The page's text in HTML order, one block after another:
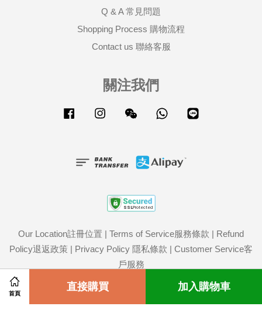
首頁
直接購買 加入購物車
Q & A 常見問題
Shopping Process 購物流程
Contact us 聯絡客服
關注我們
Facebook Instagram Wechat Whatsapp
Our Location註冊位置 | Terms of Service服務條款 | Refund
Policy退返政策 | Privacy Policy 隱私條款 | Customer Service客
戶服務
Share on Facebook Share on Twitter